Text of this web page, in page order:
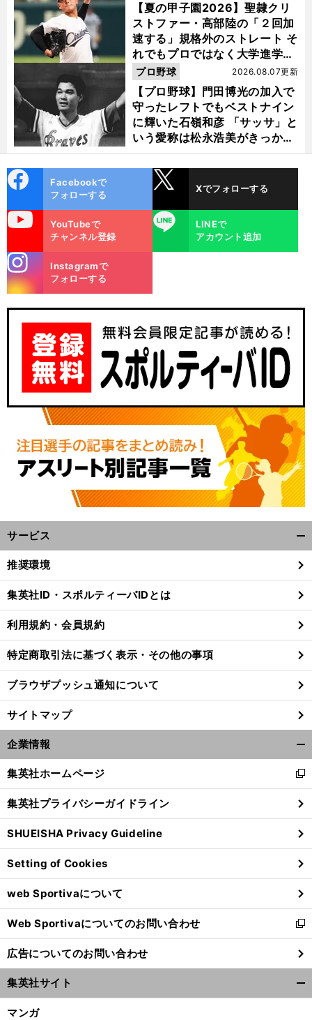
【夏の甲子園2026】聖隷クリ
ストファー・高部陸の「２回加
速する」規格外のストレート そ
れでもプロではなく大学進学を
選ぶ理由
【プロ野球】門田博光の加入で
守ったレフトでもベストナイン
に輝いた石嶺和彦 「サッサ」と
いう愛称は松永浩美がきっか
け？
2026.08.07更新
プロ野球
ok
Facebookで
フォローする
Xでフォローする
YouTubeで
チャンネル登録
LINE
LINEで
アカウント追加
m
Instagramで
フォローする
サービス
閉
る
推奨環境
集英社ID・スポルティーバIDとは
利用規約・会員規約
特定商取引法に基づく表示・その他の事項
ブラウザプッシュ通知について
サイトマップ
企業情報
閉
る
集英社ホームページ
新
し
い
ウ
ィ
ン
ド
ウ
で
開
く
集英社プライバシーガイドライン
SHUEISHA Privacy Guideline
Setting of Cookies
web Sportivaについて
Web Sportivaについてのお問い合わせ
新
し
い
ウ
ィ
ン
広告についてのお問い合わせ
集英社サイト
マンガ